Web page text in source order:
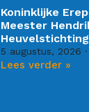
Koninklijke
Meester
Heuvelstichting
5 augustus, 2026
Lees verder »